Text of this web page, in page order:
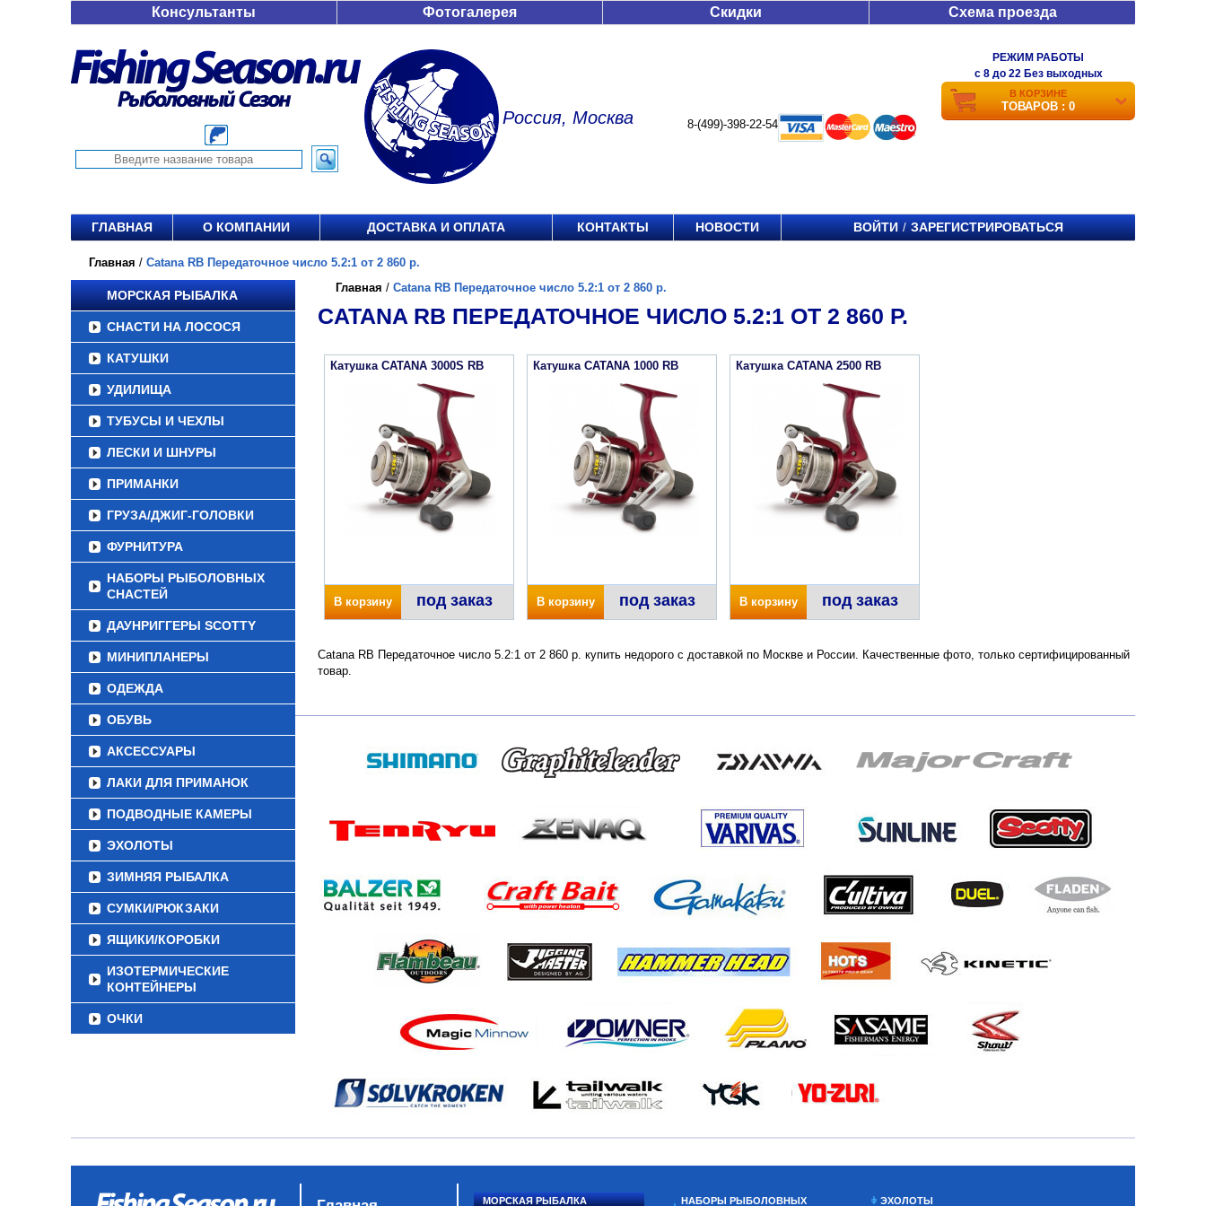
Консультанты Фотогалерея Скидки Схема проезда
Россия, Москва 8-(499)-398-22-54
РЕЖИМ РАБОТЫ
c 8 до 22 Без выходных
В КОРЗИНЕ
ТОВАРОВ : 0
ГЛАВНАЯ О КОМПАНИИ ДОСТАВКА И ОПЛАТА КОНТАКТЫ НОВОСТИ ВОЙТИ / ЗАРЕГИСТРИРОВАТЬСЯ
Главная / Catana RB Передаточное число 5.2:1 от 2 860 р.
МОРСКАЯ РЫБАЛКА
СНАСТИ НА ЛОСОСЯ
КАТУШКИ
УДИЛИЩА
ТУБУСЫ И ЧЕХЛЫ
ЛЕСКИ И ШНУРЫ
ПРИМАНКИ
ГРУЗА/ДЖИГ-ГОЛОВКИ
ФУРНИТУРА
НАБОРЫ РЫБОЛОВНЫХ
СНАСТЕЙ
ДАУНРИГГЕРЫ SCOTTY
МИНИПЛАНЕРЫ
ОДЕЖДА
ОБУВЬ
АКСЕССУАРЫ
ЛАКИ ДЛЯ ПРИМАНОК
ПОДВОДНЫЕ КАМЕРЫ
ЭХОЛОТЫ
ЗИМНЯЯ РЫБАЛКА
СУМКИ/РЮКЗАКИ
ЯЩИКИ/КОРОБКИ
ИЗОТЕРМИЧЕСКИЕ
КОНТЕЙНЕРЫ
ОЧКИ
Главная / Catana RB Передаточное число 5.2:1 от 2 860 р.
CATANA RB ПЕРЕДАТОЧНОЕ ЧИСЛО 5.2:1 ОТ 2 860 Р.
Катушка CATANA 3000S RB
В корзину под заказ
Катушка CATANA 1000 RB
В корзину под заказ
Катушка CATANA 2500 RB
В корзину под заказ
Catana RB Передаточное число 5.2:1 от 2 860 р. купить недорого с доставкой по Москве и России. Качественные фото, только сертифицированный
товар.
МОРСКАЯ РЫБАЛКА НАБОРЫ РЫБОЛОВНЫХ ЭХОЛОТЫ